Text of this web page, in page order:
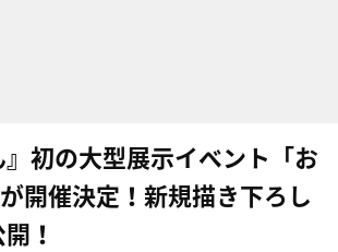
』初の大型展示イベント「お
開催決定！新規描き下ろし
！